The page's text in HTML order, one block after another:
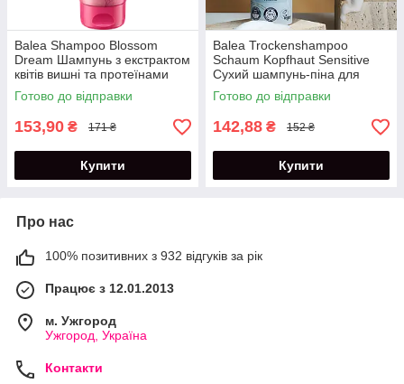
Balea Shampoo Blossom
Dream Шампунь з екстрактом
квітів вишні та протеїнами
шовку 250 мл
Готово до відправки
153,90 ₴ 171 ₴
Купити
Balea Trockenshampoo
Schaum Kopfhaut Sensitive
Сухий шампунь-піна для
чутливої шкіри голови 150 мл
Готово до відправки
142,88 ₴ 152 ₴
Купити
Про нас
100% позитивних з 932 відгуків за рік
Працює з 12.01.2013
м. Ужгород
Ужгород, Україна
Контакти